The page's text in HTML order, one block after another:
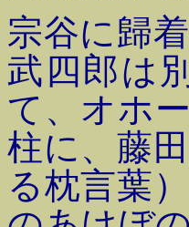
宗谷に歸
武四郎は
て、オホ
柱に、藤
る枕言葉